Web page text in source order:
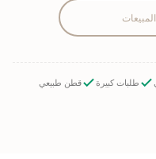
طلبات كبيرة قطن طبيعي